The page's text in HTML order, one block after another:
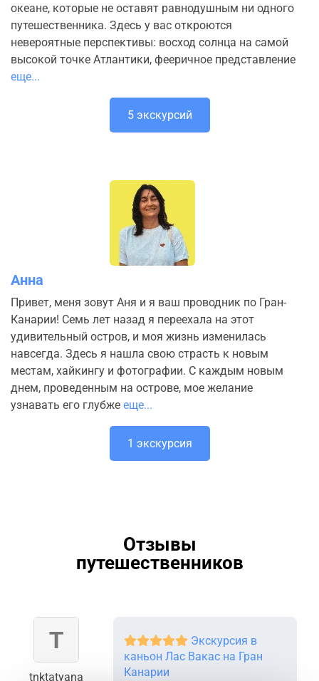
океане, которые не оставят равнодушным ни одного
путешественника. Здесь у вас откроются
невероятные перспективы: восход солнца на самой
высокой точке Атлантики, фееричное представление
еще...
5 экскурсий
Анна
Привет, меня зовут Аня и я ваш проводник по Гран-
Канарии! Семь лет назад я переехала на этот
удивительный остров, и моя жизнь изменилась
навсегда. Здесь я нашла свою страсть к новым
местам, хайкингу и фотографии. С каждым новым
днем, проведенным на острове, мое желание
узнавать его глубже еще...
1 экскурсия
Отзывы
путешественников
tnktatyana
Экскурсия в
каньон Лас Вакас на Гран
Канарии